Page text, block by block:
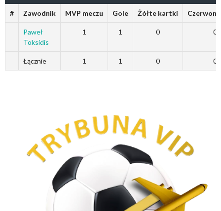
# Zawodnik MVP meczu Gole Żółte kartki
Paweł
Toksidis
1 1 0 0
Łącznie 1 1 0 0